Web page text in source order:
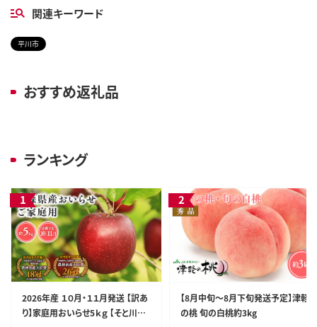
関連キーワード
平川市
おすすめ返礼品
ランキング
2026年産 １０月・１１月発送 【訳あ
り】家庭用おいらせ5ｋｇ 【そと川り
【8月中旬～8月下旬発送予定】津軽
の桃 旬の白桃約3kg